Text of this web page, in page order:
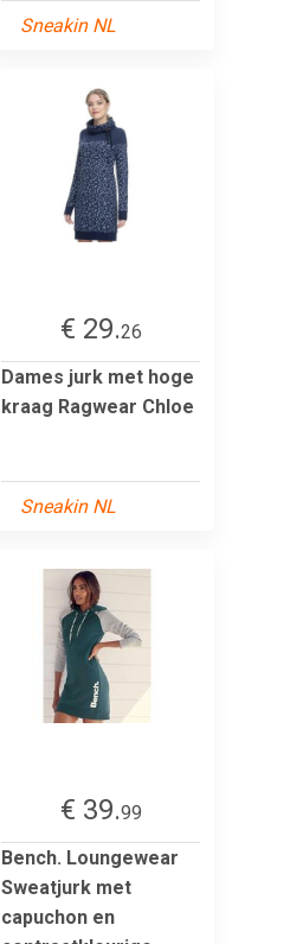
Sneakin NL
€ 29.26
Dames jurk met hoge
kraag Ragwear Chloe
Sneakin NL
€ 39.99
Bench. Loungewear
Sweatjurk met
capuchon en